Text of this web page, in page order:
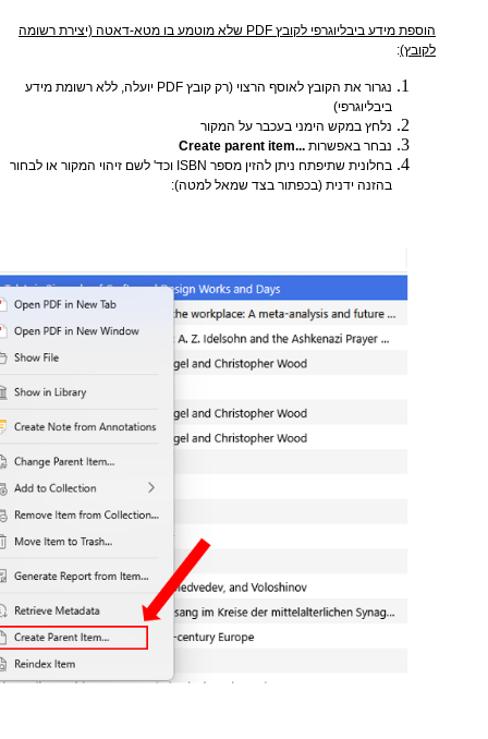
הוספת מידע ביבליוגרפי לקובץ PDF שלא מוטמע בו מטא-דאטה (יצירת רשומה
לקובץ):
נגרור את הקובץ לאוסף הרצוי (רק קובץ PDF יועלה, ללא רשומת מידע
ביבליוגרפי)
נלחץ במקש הימני בעכבר על המקור
נבחר באפשרות ...Create parent item
בחלונית שתיפתח ניתן להזין מספר ISBN וכד' לשם זיהוי המקור או לבחור
בהזנה ידנית (בכפתור בצד שמאל למטה):